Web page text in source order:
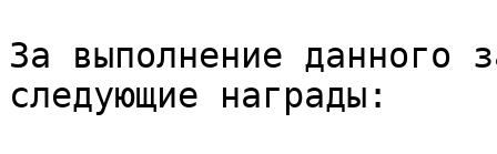
За выполнение данного
следующие награды: